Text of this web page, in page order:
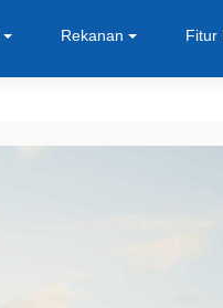
Rekanan Fitur